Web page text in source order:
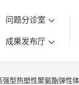
问题分诊室
成果发布厅
强型热塑性聚氨酯弹性